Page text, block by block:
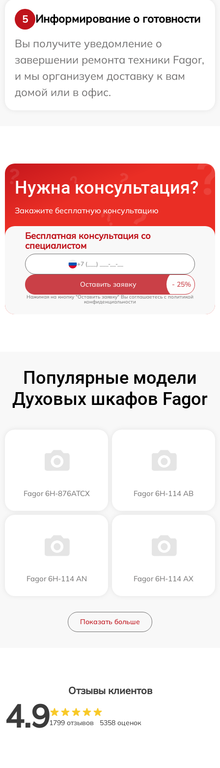
5
Информирование о готовности
Вы получите уведомление о
завершении ремонта техники Fagor,
и мы организуем доставку к вам
домой или в офис.
Нужна консультация?
Закажите бесплатную консультацию
Бесплатная консультация со
специалистом
Оставить заявку
Нажимая на кнопку "Оставить заявку" Вы соглашаетесь cполитикой
конфиденциальности
Популярные модели
Духовых шкафов Fagor
Fagor 6H-876ATCX Fagor 6H-114 AB
Fagor 6H-114 AN Fagor 6H-114 AX
Показать больше
Отзывы клиентов
4.91799 отзывов 5358 оценок